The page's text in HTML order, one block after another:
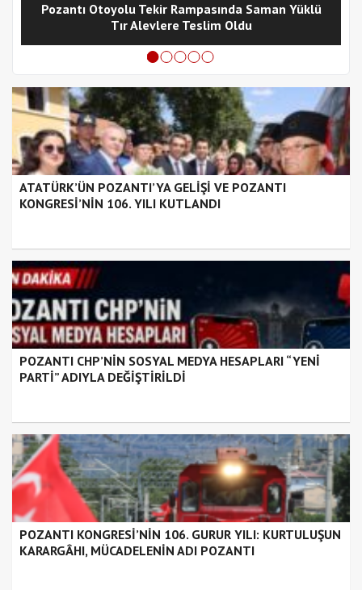
Pozantı Otoyolu Tekir Rampasında Saman Yüklü
Tır Alevlere Teslim Oldu
ATATÜRK’ÜN POZANTI’YA GELİŞİ VE POZANTI
KONGRESİ’NİN 106. YILI KUTLANDI
POZANTI CHP’NİN SOSYAL MEDYA HESAPLARI “YENİ
PARTİ” ADIYLA DEĞİŞTİRİLDİ
POZANTI KONGRESİ’NİN 106. GURUR YILI: KURTULUŞUN
KARARGÂHI, MÜCADELENİN ADI POZANTI